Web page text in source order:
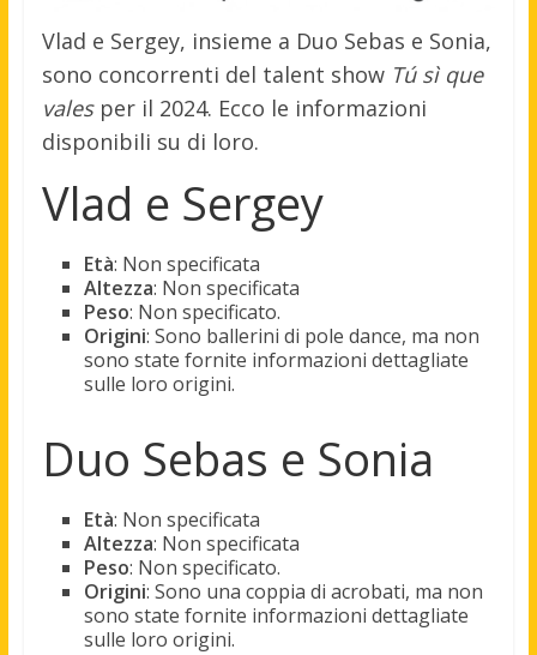
Vlad e Sergey, insieme a Duo Sebas e Sonia,
sono concorrenti del talent show Tú sì que
valesper il 2024. Ecco le informazioni
disponibili su di loro.
Vlad e Sergey
Età: Non specificata
Altezza: Non specificata
Peso: Non specificato.
Origini: Sono ballerini di pole dance, ma non
sono state fornite informazioni dettagliate
sulle loro origini.
Duo Sebas e Sonia
Età: Non specificata
Altezza: Non specificata
Peso: Non specificato.
Origini: Sono una coppia di acrobati, ma non
sono state fornite informazioni dettagliate
sulle loro origini.